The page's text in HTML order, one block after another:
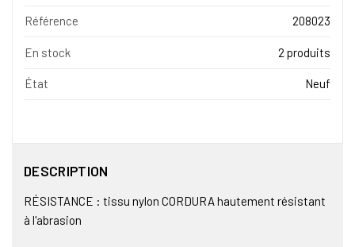
Référence 208023
En stock 2 produits
État Neuf
DESCRIPTION
RÉSISTANCE : tissu nylon CORDURA hautement résistant
à l'abrasion